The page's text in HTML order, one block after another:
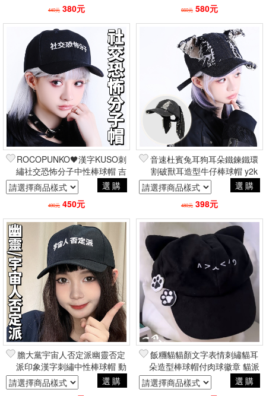
440元 380元 660元 580元
ROCOPUNKO🖤漢字KUSO刺
繡社交恐怖分子中性棒球帽 吉
兒原創原宿街頭嘻哈選購
490元 450元
音速杜賓兔耳狗耳朵鐵鍊鐵環
割破獸耳造型牛仔棒球帽 y2k
龐克搖滾潮流帥氣周邊
選購
480元 398元
膽大黨宇宙人否定派幽靈否定
派印象漢字刺繡中性棒球帽 動
漫電玩二次元日常周邊
選購
飯糰貓貓顏文字表情刺繡貓耳
朵造型棒球帽付肉球徽章 貓派
2.5次元軟妹風可愛周邊
選購